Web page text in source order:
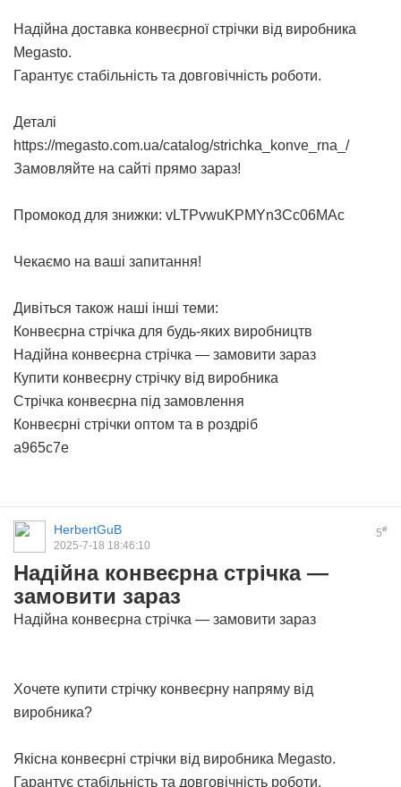
Надійна доставка конвеєрної стрічки від виробника
Megasto.
Гарантує стабільність та довговічність роботи.
Деталі
https://megasto.com.ua/catalog/strichka_konve_rna_/
Замовляйте на сайті прямо зараз!
Промокод для знижки: vLTPvwuKPMYn3Cc06MAc
Чекаємо на ваші запитання!
Дивіться також наші інші теми:
Конвеєрна стрічка для будь-яких виробництв
Надійна конвеєрна стрічка — замовити зараз
Купити конвеєрну стрічку від виробника
Стрічка конвеєрна під замовлення
Конвеєрні стрічки оптом та в роздріб
a965c7e
5#
HerbertGuB
2025-7-18 18:46:10
Надійна конвеєрна стрічка —
замовити зараз
Надійна конвеєрна стрічка — замовити зараз
Хочете купити стрічку конвеєрну напряму від
виробника?
Якісна конвеєрні стрічки від виробника Megasto.
Гарантує стабільність та довговічність роботи.